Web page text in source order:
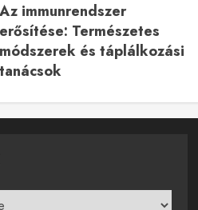
Az immunrendszer
erősítése: Természetes
módszerek és táplálkozási
tanácsok